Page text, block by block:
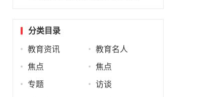
分类目录
教育资讯 教育名人
焦点 焦点
专题 访谈